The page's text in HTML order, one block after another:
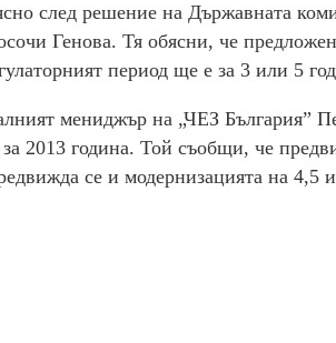
след решение на Държавната
Генова. Тя обясни, че
период ще е за 3 или 5
мениджър на „ЧЕЗ България”
2013 година. Той съобщи, че
се и модернизацията на 4,5